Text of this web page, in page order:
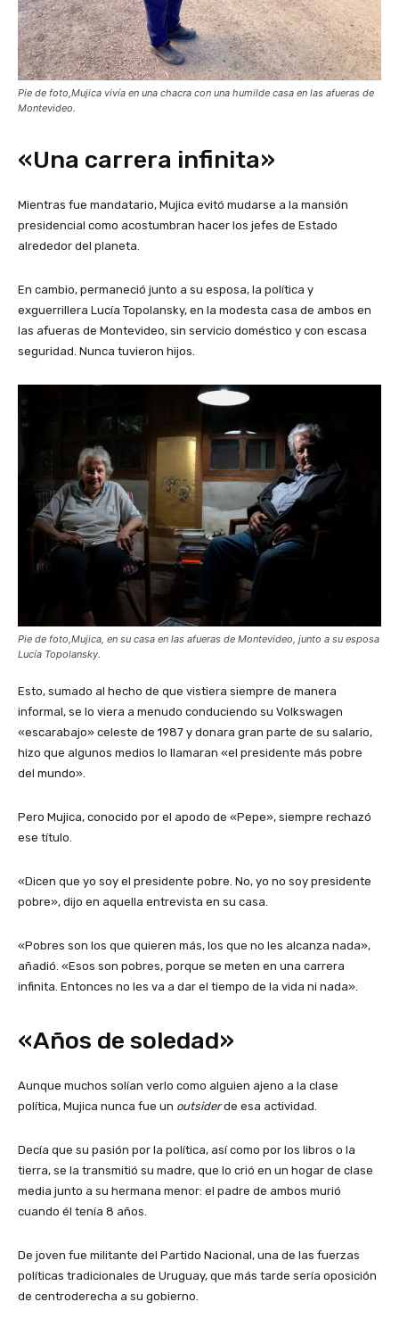
Pie de foto,Mujica vivía en una chacra con una humilde casa en las afueras de
Montevideo.
«Una carrera infinita»
Mientras fue mandatario, Mujica evitó mudarse a la mansión
presidencial como acostumbran hacer los jefes de Estado
alrededor del planeta.
En cambio, permaneció junto a su esposa, la política y
exguerrillera Lucía Topolansky, en la modesta casa de ambos en
las afueras de Montevideo, sin servicio doméstico y con escasa
seguridad. Nunca tuvieron hijos.
Pie de foto,Mujica, en su casa en las afueras de Montevideo, junto a su esposa
Lucía Topolansky.
Esto, sumado al hecho de que vistiera siempre de manera
informal, se lo viera a menudo conduciendo su Volkswagen
«escarabajo» celeste de 1987 y donara gran parte de su salario,
hizo que algunos medios lo llamaran «el presidente más pobre
del mundo».
Pero Mujica, conocido por el apodo de «Pepe», siempre rechazó
ese título.
«Dicen que yo soy el presidente pobre. No, yo no soy presidente
pobre», dijo en aquella entrevista en su casa.
«Pobres son los que quieren más, los que no les alcanza nada»,
añadió. «Esos son pobres, porque se meten en una carrera
infinita. Entonces no les va a dar el tiempo de la vida ni nada».
«Años de soledad»
Aunque muchos solían verlo como alguien ajeno a la clase
política, Mujica nunca fue un outsiderde esa actividad.
Decía que su pasión por la política, así como por los libros o la
tierra, se la transmitió su madre, que lo crió en un hogar de clase
media junto a su hermana menor: el padre de ambos murió
cuando él tenía 8 años.
De joven fue militante del Partido Nacional, una de las fuerzas
políticas tradicionales de Uruguay, que más tarde sería oposición
de centroderecha a su gobierno.